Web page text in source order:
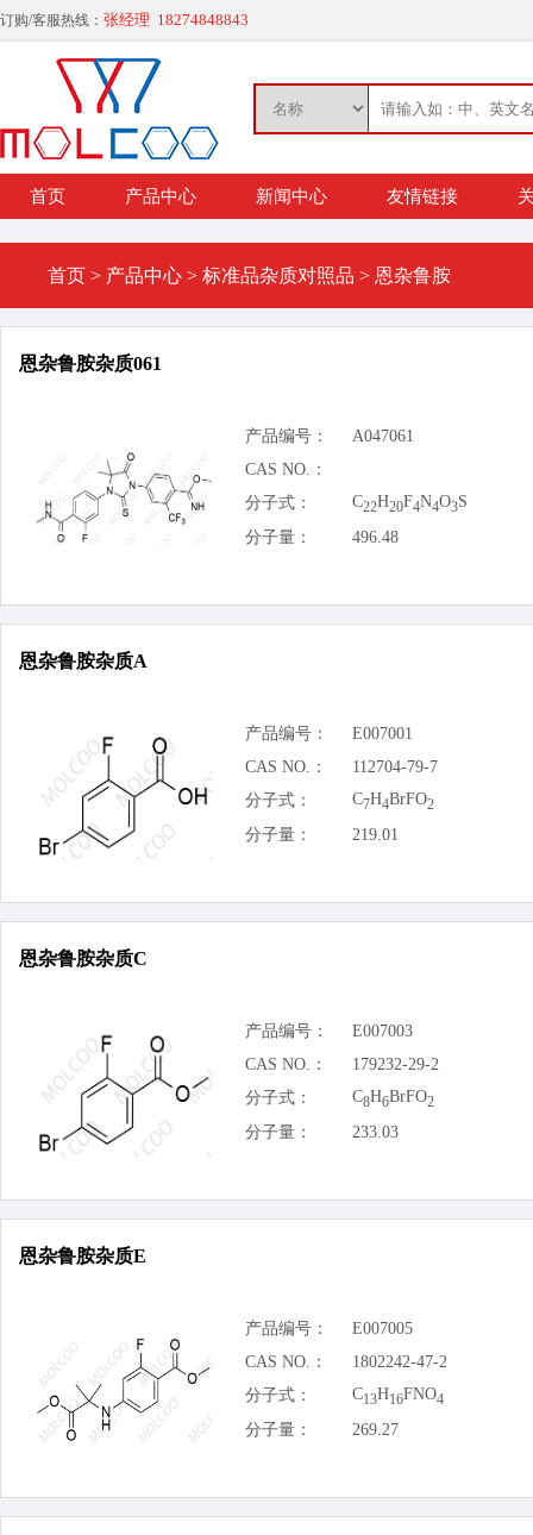
订购/客服热线： 张经理 18274848843
首页 产品中心 新闻中心 友情链接
首页 > 产品中心 > 标准品杂质对照品 > 恩杂鲁胺
恩杂鲁胺杂质061
产品编号：
A047061
CAS NO.：
分子式：
C22H20F4N4O3S
分子量：
496.48
恩杂鲁胺杂质A
产品编号：
E007001
CAS NO.：
112704-79-7
分子式：
C7H4BrFO2
分子量： 219.01
恩杂鲁胺杂质C
产品编号：
E007003
CAS NO.：
179232-29-2
分子式：
C8H6BrFO2
分子量： 233.03
恩杂鲁胺杂质E
产品编号：
E007005
CAS NO.：
1802242-47-2
分子式：
C13H16FNO4
分子量： 269.27